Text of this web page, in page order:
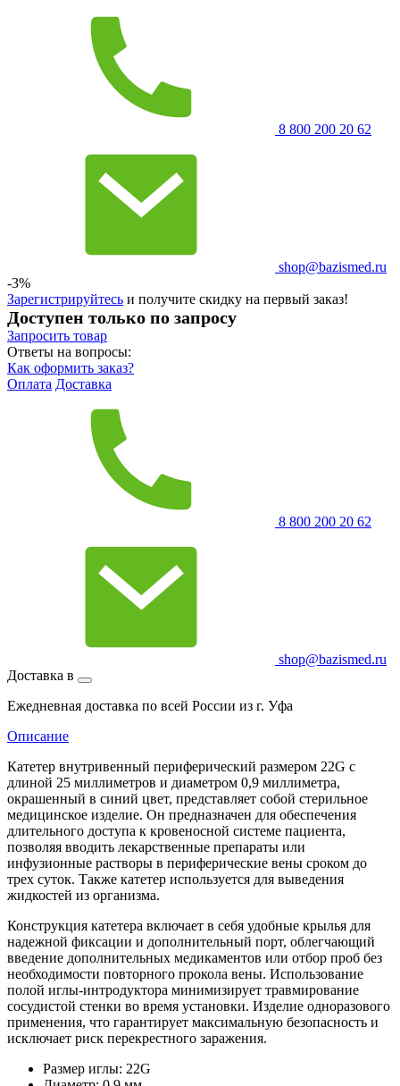
8 800 200 20 62
shop@bazismed.ru
-3%
Зарегистрируйтесь и получите скидку на первый заказ!
Доступен только по запросу
Запросить товар
Ответы на вопросы:
Как оформить заказ?
Оплата Доставка
8 800 200 20 62
shop@bazismed.ru
Доставка в
Ежедневная доставка по всей России из г. Уфа
Описание
Катетер внутривенный периферический размером 22G с
длиной 25 миллиметров и диаметром 0,9 миллиметра,
окрашенный в синий цвет, представляет собой стерильное
медицинское изделие. Он предназначен для обеспечения
длительного доступа к кровеносной системе пациента,
позволяя вводить лекарственные препараты или
инфузионные растворы в периферические вены сроком до
трех суток. Также катетер используется для выведения
жидкостей из организма.
Конструкция катетера включает в себя удобные крылья для
надежной фиксации и дополнительный порт, облегчающий
введение дополнительных медикаментов или отбор проб без
необходимости повторного прокола вены. Использование
полой иглы-интродуктора минимизирует травмирование
сосудистой стенки во время установки. Изделие одноразового
применения, что гарантирует максимальную безопасность и
исключает риск перекрестного заражения.
Размер иглы: 22G